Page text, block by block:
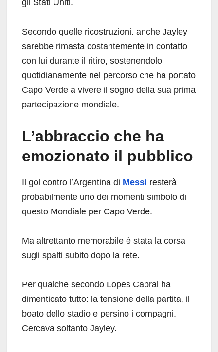
gli Stati Uniti.
Secondo quelle ricostruzioni, anche Jayley
sarebbe rimasta costantemente in contatto
con lui durante il ritiro, sostenendolo
quotidianamente nel percorso che ha portato
Capo Verde a vivere il sogno della sua prima
partecipazione mondiale.
L’abbraccio che ha
emozionato il pubblico
Il gol contro l’Argentina di Messi resterà
probabilmente uno dei momenti simbolo di
questo Mondiale per Capo Verde.
Ma altrettanto memorabile è stata la corsa
sugli spalti subito dopo la rete.
Per qualche secondo Lopes Cabral ha
dimenticato tutto: la tensione della partita, il
boato dello stadio e persino i compagni.
Cercava soltanto Jayley.